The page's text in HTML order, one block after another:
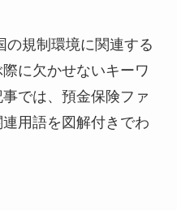
の規制環境に関連する
に欠かせないキーワ
では、預金保険ファ
用語を図解付きでわ